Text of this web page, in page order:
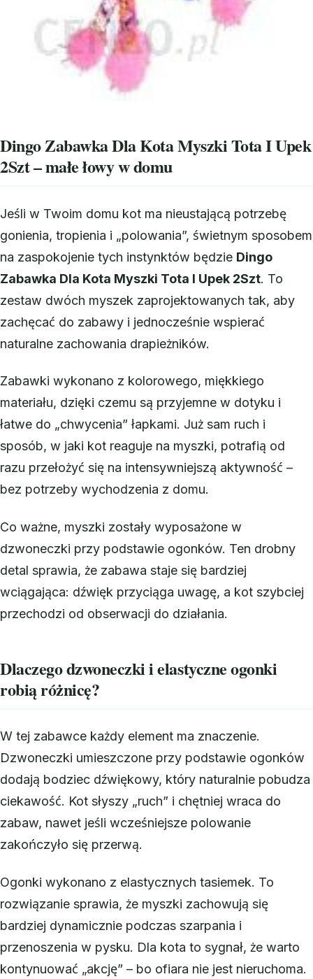
Dingo Zabawka Dla Kota Myszki Tota I Upek
2Szt – małe łowy w domu
Jeśli w Twoim domu kot ma nieustającą potrzebę
gonienia, tropienia i „polowania”, świetnym sposobem
na zaspokojenie tych instynktów będzie Dingo
Zabawka Dla Kota Myszki Tota I Upek 2Szt. To
zestaw dwóch myszek zaprojektowanych tak, aby
zachęcać do zabawy i jednocześnie wspierać
naturalne zachowania drapieżników.
Zabawki wykonano z kolorowego, miękkiego
materiału, dzięki czemu są przyjemne w dotyku i
łatwe do „chwycenia” łapkami. Już sam ruch i
sposób, w jaki kot reaguje na myszki, potrafią od
razu przełożyć się na intensywniejszą aktywność –
bez potrzeby wychodzenia z domu.
Co ważne, myszki zostały wyposażone w
dzwoneczki przy podstawie ogonków. Ten drobny
detal sprawia, że zabawa staje się bardziej
wciągająca: dźwięk przyciąga uwagę, a kot szybciej
przechodzi od obserwacji do działania.
Dlaczego dzwoneczki i elastyczne ogonki
robią różnicę?
W tej zabawce każdy element ma znaczenie.
Dzwoneczki umieszczone przy podstawie ogonków
dodają bodziec dźwiękowy, który naturalnie pobudza
ciekawość. Kot słyszy „ruch” i chętniej wraca do
zabaw, nawet jeśli wcześniejsze polowanie
zakończyło się przerwą.
Ogonki wykonano z elastycznych tasiemek. To
rozwiązanie sprawia, że myszki zachowują się
bardziej dynamicznie podczas szarpania i
przenoszenia w pysku. Dla kota to sygnał, że warto
kontynuować „akcję” – bo ofiara nie jest nieruchoma.